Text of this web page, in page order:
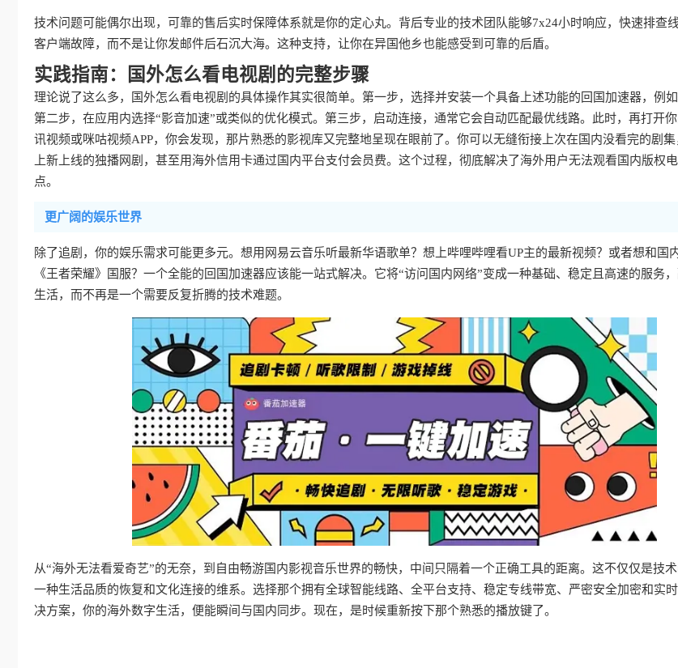
技术问题可能偶尔出现，可靠的售后实时保障体系就是你的定心丸。背后专业的技术团队能够7x24小时响应，快速排查
客户端故障，而不是让你发邮件后石沉大海。这种支持，让你在异国他乡也能感受到可靠的后盾。
实践指南：国外怎么看电视剧的完整步骤
理论说了这么多，国外怎么看电视剧的具体操作其实很简单。第一步，选择并安装一个具备上述功能的回国加速器，例如
第二步，在应用内选择“影音加速”或类似的优化模式。第三步，启动连接，通常它会自动匹配最优线路。此时，再打开
讯视频或咪咕视频APP，你会发现，那片熟悉的影视库又完整地呈现在眼前了。你可以无缝衔接上次在国内没看完的剧
上新上线的独播网剧，甚至用海外信用卡通过国内平台支付会员费。这个过程，彻底解决了海外用户无法观看国内版权
点。
更广阔的娱乐世界
除了追剧，你的娱乐需求可能更多元。想用网易云音乐听最新华语歌单？想上哔哩哔哩看UP主的最新视频？或者想和国
《王者荣耀》国服？一个全能的回国加速器应该能一站式解决。它将“访问国内网络”变成一种基础、稳定且高速的服务
生活，而不再是一个需要反复折腾的技术难题。
从“海外无法看爱奇艺”的无奈，到自由畅游国内影视音乐世界的畅快，中间只隔着一个正确工具的距离。这不仅仅是技
一种生活品质的恢复和文化连接的维系。选择那个拥有全球智能线路、全平台支持、稳定专线带宽、严密安全加密和实
决方案，你的海外数字生活，便能瞬间与国内同步。现在，是时候重新按下那个熟悉的播放键了。